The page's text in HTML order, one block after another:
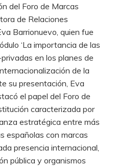
del Foro de Marcas
de Relaciones
Barrionuevo, quien fue
‘La importancia de las
en los planes de
de la
su presentación, Eva
el papel del Foro de
caracterizada por
estratégica entre más
españolas con marcas
presencia internacional,
pública y organismos